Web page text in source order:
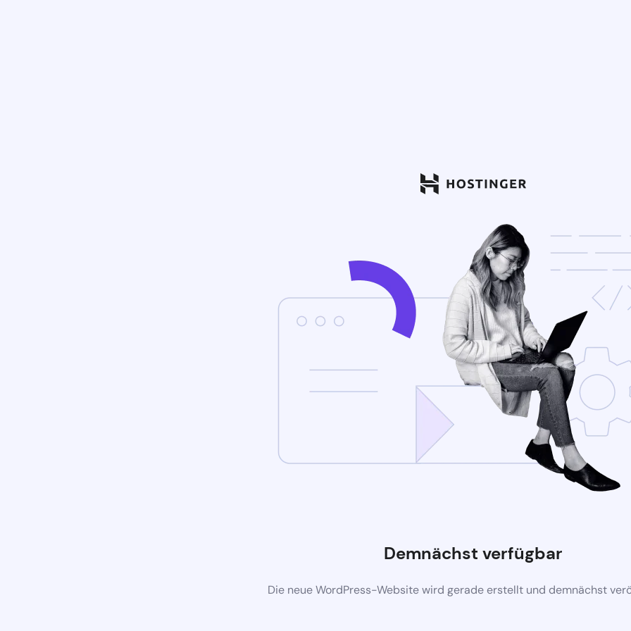
Demnächst verfügbar
Die neue WordPress-Website wird gerade erstellt und demnächst